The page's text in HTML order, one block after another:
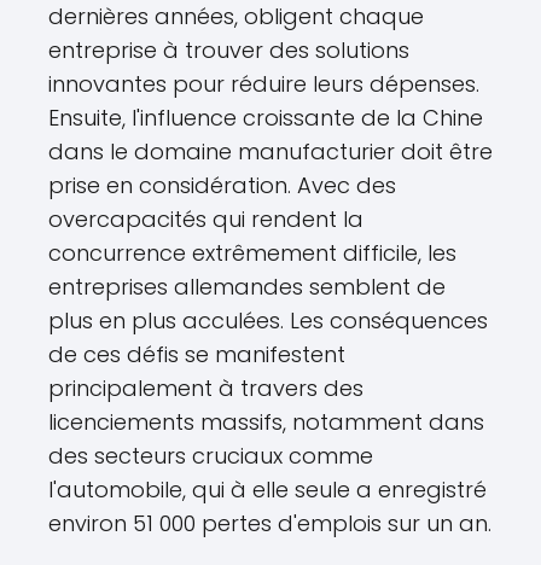
dernières années, obligent chaque
entreprise à trouver des solutions
innovantes pour réduire leurs dépenses.
Ensuite, l'influence croissante de la Chine
dans le domaine manufacturier doit être
prise en considération. Avec des
overcapacités qui rendent la
concurrence extrêmement difficile, les
entreprises allemandes semblent de
plus en plus acculées. Les conséquences
de ces défis se manifestent
principalement à travers des
licenciements massifs, notamment dans
des secteurs cruciaux comme
l'automobile, qui à elle seule a enregistré
environ 51 000 pertes d'emplois sur un an.